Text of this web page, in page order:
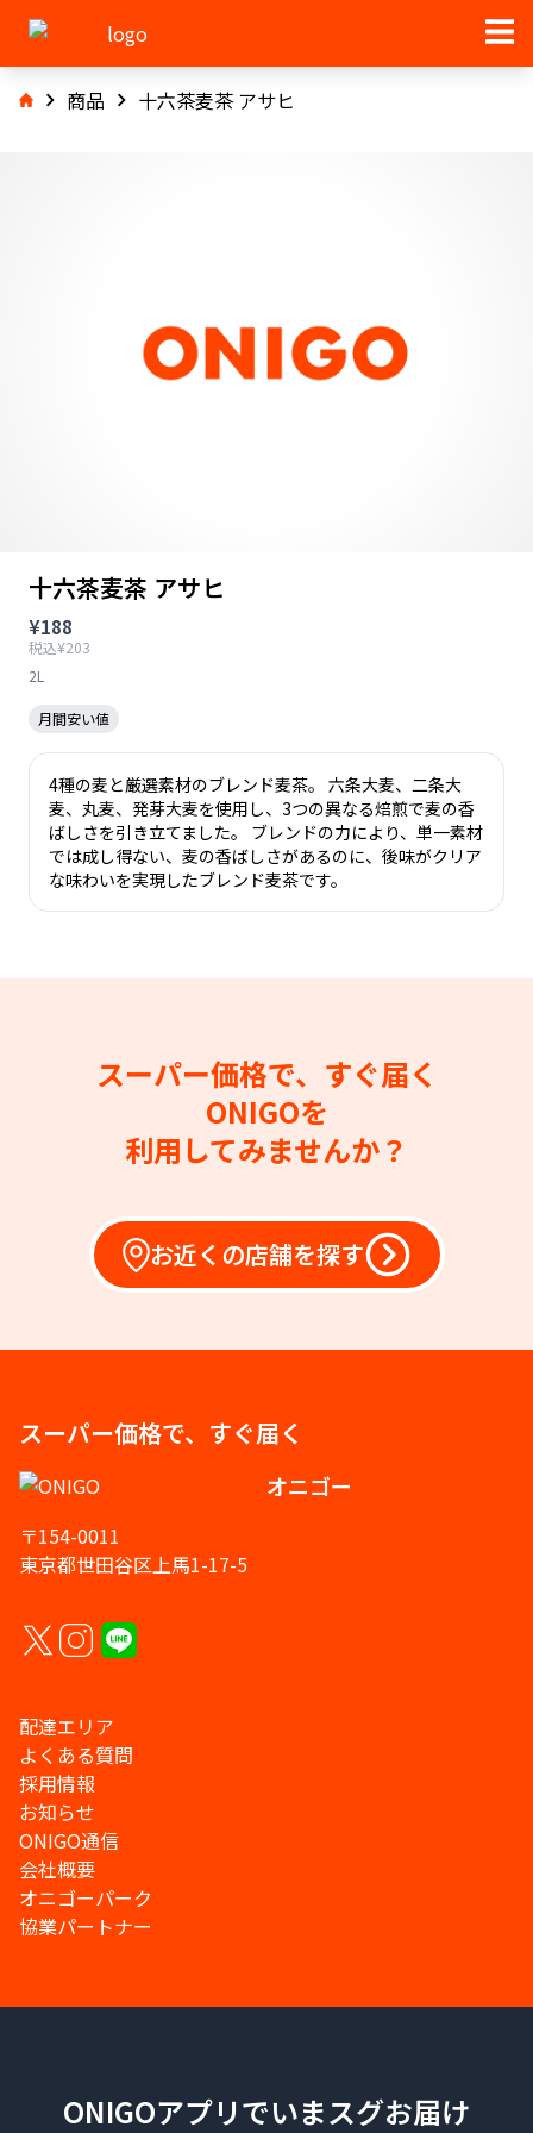
商品 十六茶麦茶 アサヒ
十六茶麦茶 アサヒ
¥188
税込¥203
2L
月間安い値
4種の麦と厳選素材のブレンド麦茶。 六条大麦、二条大
麦、丸麦、発芽大麦を使用し、3つの異なる焙煎で麦の香
ばしさを引き立てました。 ブレンドの力により、単一素材
では成し得ない、麦の香ばしさがあるのに、後味がクリア
な味わいを実現したブレンド麦茶です。
スーパー価格で、すぐ届く
ONIGOを
利用してみませんか？
お近くの店舗を探す
スーパー価格で、すぐ届く
オニゴー
〒154-0011
東京都世田谷区上馬1-17-5
配達エリア
よくある質問
採用情報
お知らせ
ONIGO通信
会社概要
オニゴーパーク
協業パートナー
ONIGOアプリでいまスグお届け